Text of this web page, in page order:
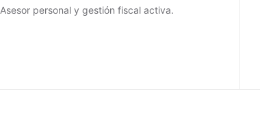
Asesor personal y gestión fiscal activa.